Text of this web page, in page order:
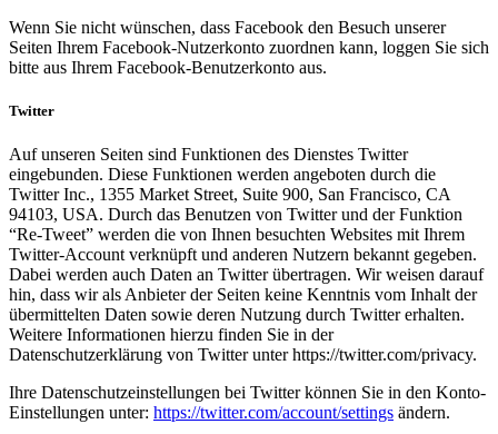
Wenn Sie nicht wünschen, dass Facebook den Besuch unserer
Seiten Ihrem Facebook-Nutzerkonto zuordnen kann, loggen Sie sich
bitte aus Ihrem Facebook-Benutzerkonto aus.
Twitter
Auf unseren Seiten sind Funktionen des Dienstes Twitter
eingebunden. Diese Funktionen werden angeboten durch die
Twitter Inc., 1355 Market Street, Suite 900, San Francisco, CA
94103, USA. Durch das Benutzen von Twitter und der Funktion
“Re-Tweet” werden die von Ihnen besuchten Websites mit Ihrem
Twitter-Account verknüpft und anderen Nutzern bekannt gegeben.
Dabei werden auch Daten an Twitter übertragen. Wir weisen darauf
hin, dass wir als Anbieter der Seiten keine Kenntnis vom Inhalt der
übermittelten Daten sowie deren Nutzung durch Twitter erhalten.
Weitere Informationen hierzu finden Sie in der
Datenschutzerklärung von Twitter unter https://twitter.com/privacy.
Ihre Datenschutzeinstellungen bei Twitter können Sie in den Konto-
Einstellungen unter: https://twitter.com/account/settings ändern.